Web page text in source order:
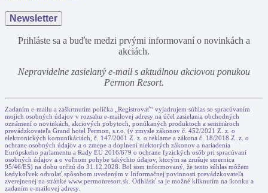
Newsletter
Prihláste sa a buďte medzi prvými informovaní o novinkách a
akciách.
Nepravidelne zasielaný e-mail s aktuálnou akciovou ponukou
Permon Resort.
Zadaním e-mailu a zaškrtnutím políčka „Registrovať“ vyjadrujem súhlas so spracúvaním
mojich osobných údajov v rozsahu e-mailovej adresy na účel zasielania obchodných
oznámení o novinkách, akciových pobytoch, ponúkaných produktoch a seminároch
prevádzkovateľa Grand hotel Permon, s.r.o. (v zmysle zákonov č. 452/2021 Z. z. o
elektronických komunikáciách, č. 147/2001 Z. z. o reklame a zákona č. 18/2018 Z. z. o
ochrane osobných údajov a o zmene a doplnení niektorých zákonov a nariadenia
Európskeho parlamentu a Rady EÚ 2016/679 o ochrane fyzických osôb pri spracúvaní
osobných údajov a o voľnom pohybe takýchto údajov, ktorým sa zrušuje smernica
95/46/ES) na dobu určitú do 31.12.2028. Bol som informovaný, že tento súhlas môžem
kedykoľvek odvolať spôsobom uvedeným v Informačnej povinnosti prevádzkovateľa
zverejnenej na stránke www.permonresort.sk. Odhlásiť sa je možné kliknutím na ikonku a
zadaním e-mailovej adresy.